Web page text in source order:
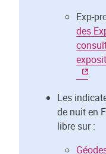
Exp-
des
.
Les
de nuit en
libre sur :